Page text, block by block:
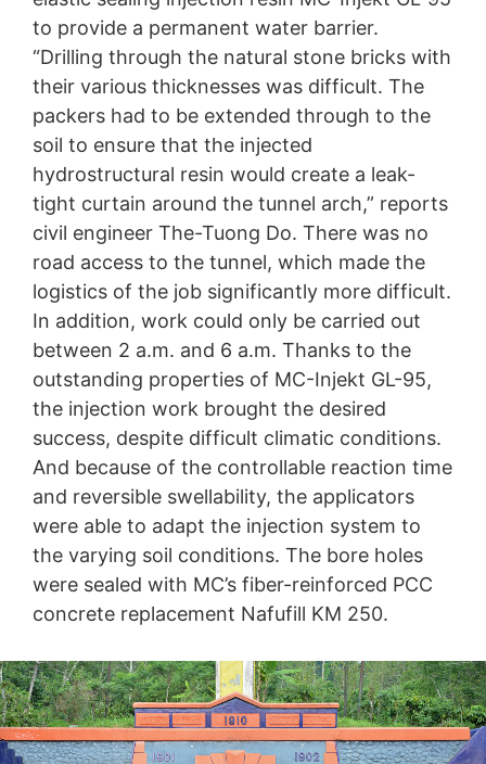
to provide a permanent water barrier.
“Drilling through the natural stone bricks with
their various thicknesses was difficult. The
packers had to be extended through to the
soil to ensure that the injected
hydrostructural resin would create a leak-
tight curtain around the tunnel arch,” reports
civil engineer The-Tuong Do. There was no
road access to the tunnel, which made the
logistics of the job significantly more difficult.
In addition, work could only be carried out
between 2 a.m. and 6 a.m. Thanks to the
outstanding properties of MC-Injekt GL-95,
the injection work brought the desired
success, despite difficult climatic conditions.
And because of the controllable reaction time
and reversible swellability, the applicators
were able to adapt the injection system to
the varying soil conditions. The bore holes
were sealed with MC’s fiber-reinforced PCC
concrete replacement Nafufill KM 250.
органи. Компетентният регулаторен орган по
въпроси, свързани със законодателството за защита
на данните е:
Landesbeauftragte für Datenschutz und
Право на преносимост на данните
Имате право да имате данни, които обработваме въз
основа на вашето съгласие или в изпълнение на
договор, автоматично предоставени на вас или на
трета страна в стандартен, машинно четим формат.
Ако се нуждаете от директно прехвърляне на данни
на друга отговорна страна, това ще бъде направено
само до степента, която е технически осъществима.
Информация, корекция, блокиране, изтриване
Както е разрешено от чл. 15 GDPR, имате право да
Ви бъде предоставена по всяко време безплатна
информация за личните Ви данни, които се
съхраняват. Също така имате право тези данни да
бъдат коригирани, блокирани или изтрити.